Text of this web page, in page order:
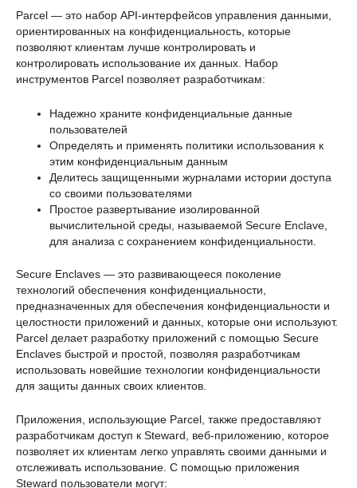
Parcel — это набор API-интерфейсов управления данными,
ориентированных на конфиденциальность, которые
позволяют клиентам лучше контролировать и
контролировать использование их данных. Набор
инструментов Parcel позволяет разработчикам:
Надежно храните конфиденциальные данные
пользователей
Определять и применять политики использования к
этим конфиденциальным данным
Делитесь защищенными журналами истории доступа
со своими пользователями
Простое развертывание изолированной
вычислительной среды, называемой Secure Enclave,
для анализа с сохранением конфиденциальности.
Secure Enclaves — это развивающееся поколение
технологий обеспечения конфиденциальности,
предназначенных для обеспечения конфиденциальности и
целостности приложений и данных, которые они используют.
Parcel делает разработку приложений с помощью Secure
Enclaves быстрой и простой, позволяя разработчикам
использовать новейшие технологии конфиденциальности
для защиты данных своих клиентов.
Приложения, использующие Parcel, также предоставляют
разработчикам доступ к Steward, веб-приложению, которое
позволяет их клиентам легко управлять своими данными и
отслеживать использование. С помощью приложения
Steward пользователи могут: